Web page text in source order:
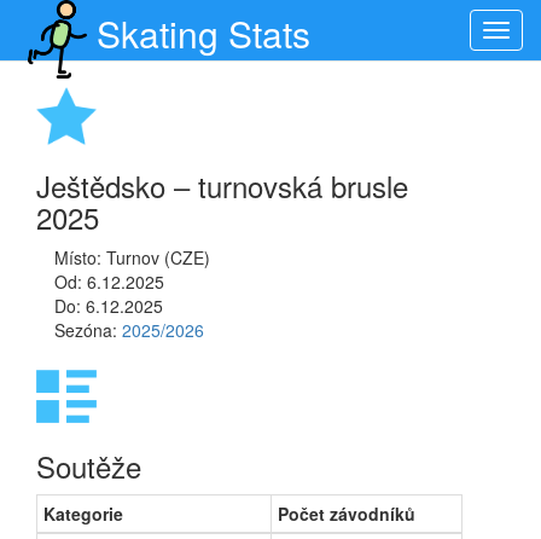
Skating Stats
Ještědsko – turnovská brusle
2025
Místo: Turnov (CZE)
Od: 6.12.2025
Do: 6.12.2025
Sezóna: 2025/2026
Soutěže
Kategorie
Počet závodníků